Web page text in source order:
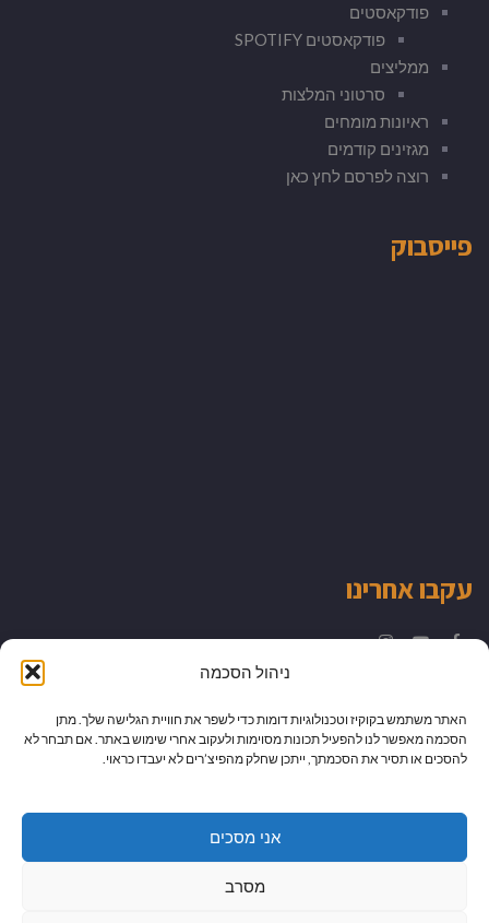
ניהול הסכמה
האתר משתמש בקוקיז וטכנולוגיות דומות כדי לשפר את חוויית הגלישה שלך. מתן
הסכמה מאפשר לנו להפעיל תכונות מסוימות ולעקוב אחרי שימוש באתר. אם תבחר לא
להסכים או תסיר את הסכמתך, ייתכן שחלק מהפיצ’רים לא יעבדו כראוי.
אני מסכים
מסרב
פודקאסטים
פודקאסטים SPOTIFY
ממליצים
סרטוני המלצות
ראיונות מומחים
מגזינים קודמים
רוצה לפרסם לחץ כאן
פייסבוק
עקבו אחרינו